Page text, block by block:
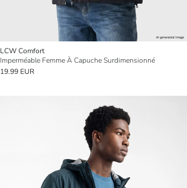
LCW Comfort
Imperméable Femme À Capuche Surdimensionné
19.99 EUR